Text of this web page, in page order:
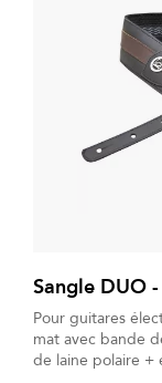
Sangle DUO
Pour guitares
mat avec bande
de laine polaire